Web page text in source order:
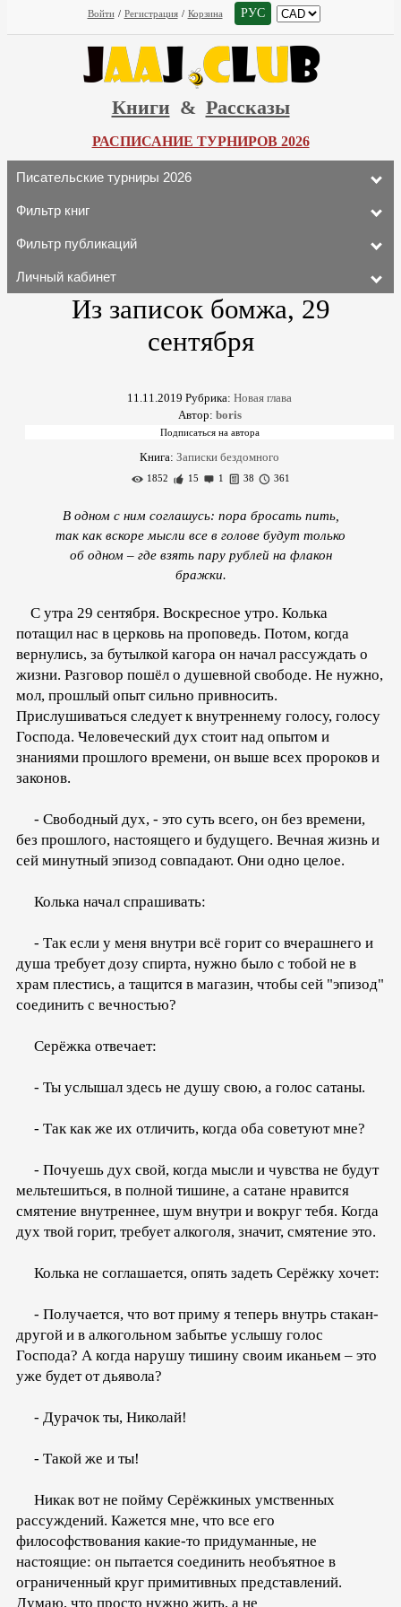
Войти / Регистрация / Корзина РУС
Книги & Рассказы
РАСПИСАНИЕ ТУРНИРОВ 2026
Писательские турниры 2026
Фильтр книг
Фильтр публикаций
Личный кабинет
Из записок бомжа, 29
сентября
11.11.2019 Рубрика: Новая глава
Автор: boris
Книга: Записки бездомного
1852 15 1 38 361
В одном с ним соглашусь: пора бросать пить,
так как вскоре мысли все в голове будут только
об одном – где взять пару рублей на флакон
бражки.
С утра 29 сентября. Воскресное утро. Колька
потащил нас в церковь на проповедь. Потом, когда
вернулись, за бутылкой кагора он начал рассуждать о
жизни. Разговор пошёл о душевной свободе. Не нужно,
мол, прошлый опыт сильно привносить.
Прислушиваться следует к внутреннему голосу, голосу
Господа. Человеческий дух стоит над опытом и
знаниями прошлого времени, он выше всех пророков и
законов.
- Свободный дух, - это суть всего, он без времени,
без прошлого, настоящего и будущего. Вечная жизнь и
сей минутный эпизод совпадают. Они одно целое.
Колька начал спрашивать:
- Так если у меня внутри всё горит со вчерашнего и
душа требует дозу спирта, нужно было с тобой не в
храм плестись, а тащится в магазин, чтобы сей "эпизод"
соединить с вечностью?
Серёжка отвечает:
- Ты услышал здесь не душу свою, а голос сатаны.
- Так как же их отличить, когда оба советуют мне?
- Почуешь дух свой, когда мысли и чувства не будут
мельтешиться, в полной тишине, а сатане нравится
смятение внутреннее, шум внутри и вокруг тебя. Когда
дух твой горит, требует алкоголя, значит, смятение это.
Колька не соглашается, опять задеть Серёжку хочет:
- Получается, что вот приму я теперь внутрь стакан-
другой и в алкогольном забытье услышу голос
Господа? А когда нарушу тишину своим иканьем – это
уже будет от дьявола?
- Дурачок ты, Николай!
- Такой же и ты!
Никак вот не пойму Серёжкиных умственных
рассуждений. Кажется мне, что все его
философствования какие-то придуманные, не
настоящие: он пытается соединить необъятное в
ограниченный круг примитивных представлений.
Думаю, что просто нужно жить, а не